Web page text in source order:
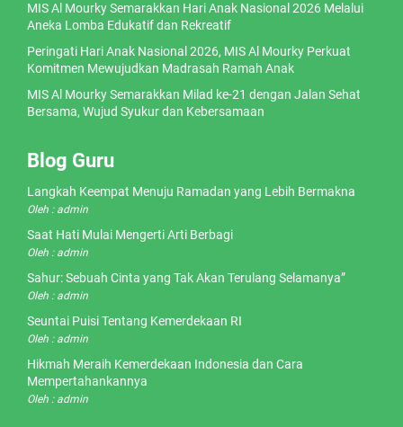
MIS Al Mourky Semarakkan Hari Anak Nasional 2026 Melalui
Aneka Lomba Edukatif dan Rekreatif
Peringati Hari Anak Nasional 2026, MIS Al Mourky Perkuat
Komitmen Mewujudkan Madrasah Ramah Anak
MIS Al Mourky Semarakkan Milad ke-21 dengan Jalan Sehat
Bersama, Wujud Syukur dan Kebersamaan
Blog Guru
Langkah Keempat Menuju Ramadan yang Lebih Bermakna
Oleh : admin
Saat Hati Mulai Mengerti Arti Berbagi
Oleh : admin
Sahur: Sebuah Cinta yang Tak Akan Terulang Selamanya”
Oleh : admin
Seuntai Puisi Tentang Kemerdekaan RI
Oleh : admin
Hikmah Meraih Kemerdekaan Indonesia dan Cara
Mempertahankannya
Oleh : admin